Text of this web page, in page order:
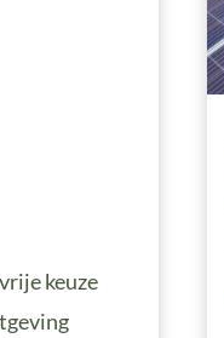
keuze